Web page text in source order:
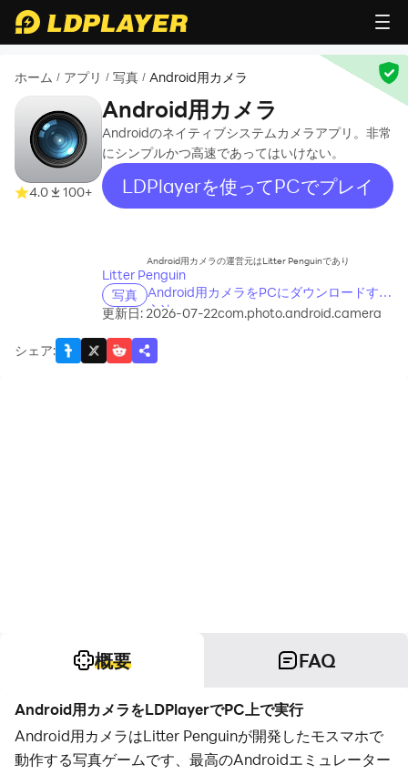
ホーム / アプリ / 写真 / Android用カメラ
4.0 100+
Android用カメラ
Androidのネイティブシステムカメラアプリ。非常
にシンプルかつ高速であってはいけない。
LDPlayerを使ってPCでプレイ
recommend
Android用カメラの運営元はLitter Penguinであり
Litter Penguin
写真 Android用カメラをPCにダウンロードする
方法
更新日: 2026-07-22com.photo.android.camera
シェア:
概要 FAQ
Android用カメラをLDPlayerでPC上で実行
Android用カメラはLitter Penguinが開発したモスマホで
動作する写真ゲームです、最高のAndroidエミュレーター